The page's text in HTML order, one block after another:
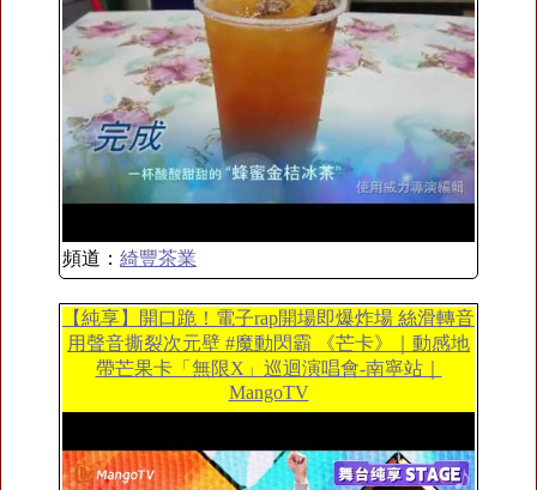
頻道： 綺豐茶業
【純享】開口跪！電子rap開場即爆炸場 絲滑轉音
用聲音撕裂次元壁 #魔動閃霸 《芒卡》｜動感地
帶芒果卡「無限X」巡迴演唱會-南寧站｜
MangoTV